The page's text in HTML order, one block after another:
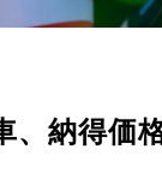
納得価